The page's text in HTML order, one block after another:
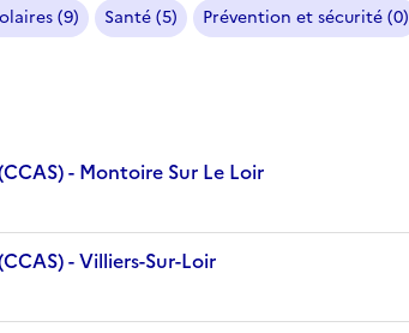
(9) Santé (5) Prévention et sécurité (0)
- Montoire Sur Le Loir
- Villiers-Sur-Loir